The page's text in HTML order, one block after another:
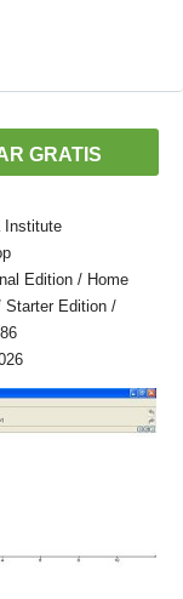
GRATIS
Institute
Edition / Home
Starter Edition /